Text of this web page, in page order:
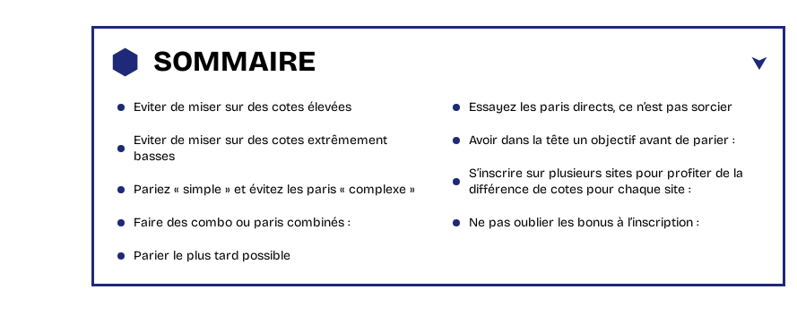
SOMMAIRE
Eviter de miser sur des cotes élevées
Eviter de miser sur des cotes extrêmement
basses
Pariez « simple » et évitez les paris « complexe »
Faire des combo ou paris combinés :
Parier le plus tard possible
Essayez les paris directs, ce n’est pas sorcier
Avoir dans la tête un objectif avant de parier :
S’inscrire sur plusieurs sites pour profiter de la
différence de cotes pour chaque site :
Ne pas oublier les bonus à l’inscription :